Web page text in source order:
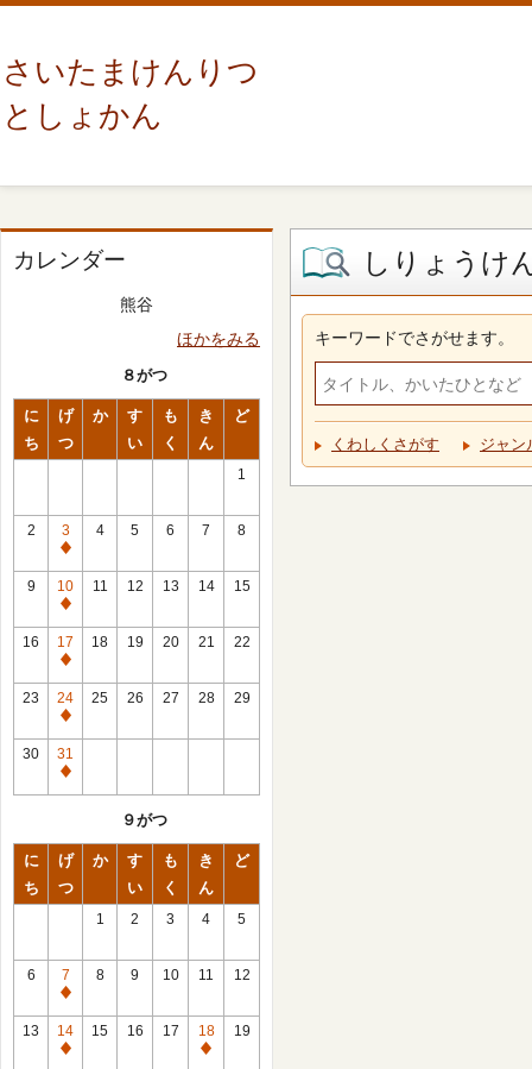
さいたまけんりつ
としょかん
カレンダー
熊谷
ほかをみる
８がつ
に
ち
げ
つ
か
す
い
も
く
き
ん
ど
1
2
3
休
館
日
4 5 6 7 8
9
10
休
館
日
11 12 13 14 15
16
17
休
館
日
18 19 20 21 22
23
24
休
館
日
25 26 27 28 29
30
31
休
９がつ
に
ち
げ
つ
か
す
い
も
く
き
ん
ど
1 2 3 4 5
6
7
休
館
日
8 9 10 11 12
13
14
休
15 16 17
18
休
19
しりょうけ
キーワードでさがせます。
くわしくさがす ジャン